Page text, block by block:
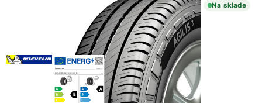
Na sklade